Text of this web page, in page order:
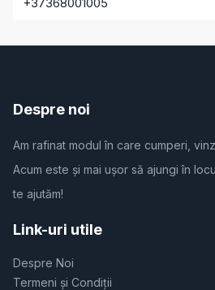
Despre noi
Am rafinat modul în care cumperi,
Acum este și mai ușor să ajungi în
te ajutăm!
Link-uri utile
Despre Noi
Termeni și Condiții